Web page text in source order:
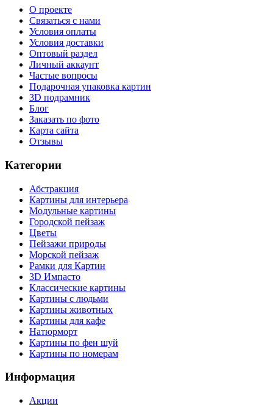
О проекте
Связаться с нами
Условия оплаты
Условия доставки
Оптовый раздел
Личный аккаунт
Частые вопросы
Подарочная упаковка картин
3D подрамник
Блог
Заказать по фото
Карта сайта
Отзывы
Категории
Абстракция
Картины для интерьера
Модульные картины
Городской пейзаж
Цветы
Пейзажи природы
Морской пейзаж
Рамки для Картин
3D Импасто
Классические картины
Картины с людьми
Картины животных
Картины для кафе
Натюрморт
Картины по фен шуй
Картины по номерам
Информация
Акции